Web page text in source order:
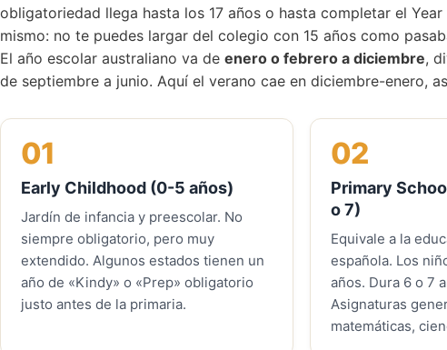
obligatoriedad llega hasta los 17 años o hasta completar el
mismo: no te puedes largar del colegio con 15 años como
El año escolar australiano va de enero o febrero a diciembre,
de septiembre a junio. Aquí el verano cae en diciembre-enero,
01
Early Childhood (0-5 años)
Jardín de infancia y preescolar. No
siempre obligatorio, pero muy
extendido. Algunos estados tienen un
año de «Kindy» o «Prep» obligatorio
justo antes de la primaria.
02
Primary
o 7)
Equivale a la
española. Los
años. Dura 6 o 7
Asignaturas
matemáticas,